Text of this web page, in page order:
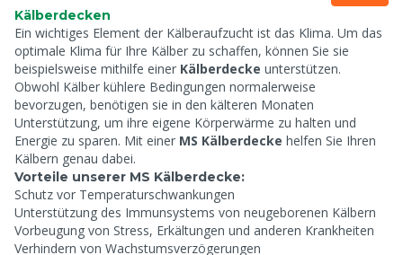
Kälberdecken
Ein wichtiges Element der Kälberaufzucht ist das Klima. Um das
optimale Klima für Ihre Kälber zu schaffen, können Sie sie
beispielsweise mithilfe einer Kälberdecke unterstützen.
Obwohl Kälber kühlere Bedingungen normalerweise
bevorzugen, benötigen sie in den kälteren Monaten
Unterstützung, um ihre eigene Körperwärme zu halten und
Energie zu sparen. Mit einer MS Kälberdecke helfen Sie Ihren
Kälbern genau dabei.
Vorteile unserer MS Kälberdecke:
Schutz vor Temperaturschwankungen
Unterstützung des Immunsystems von neugeborenen Kälbern
Vorbeugung von Stress, Erkältungen und anderen Krankheiten
Verhindern von Wachstumsverzögerungen